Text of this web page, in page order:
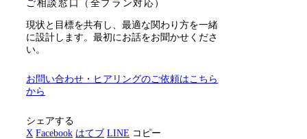
ご相談窓口（全プラン対応）
現状と目標を共有し、最適な関わり方を一緒
に設計します。最初にお話をお聞かせくださ
い。
お問い合わせ・ヒアリングのご依頼はこちら
から
シェアする
X Facebook はてブ LINE コピー